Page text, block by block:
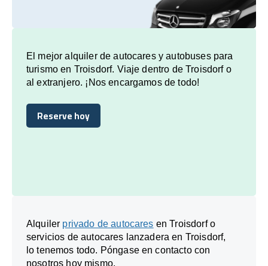
El mejor alquiler de autocares y autobuses para
turismo en Troisdorf. Viaje dentro de Troisdorf o
al extranjero. ¡Nos encargamos de todo!
Reserve hoy
Reserve hoy
Alquiler privado de autocares en Troisdorf o
servicios de autocares lanzadera en Troisdorf,
lo tenemos todo. Póngase en contacto con
nosotros hoy mismo.